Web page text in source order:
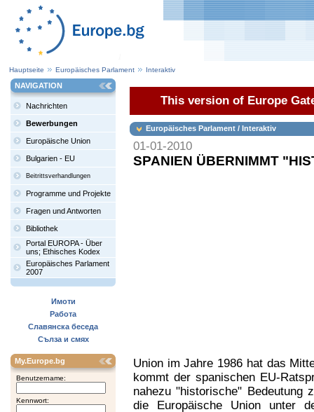
Hauptseite Europäisches Parlament Interaktiv
NAVIGATION
Nachrichten
Bewerbungen
Europäische Union
Bulgarien - EU
Beitrittsverhandlungen
Programme und Projekte
Fragen und Antworten
Bibliothek
Portal EUROPA - Über
uns; Ethisches Kodex
Europäisches Parlament
2007
Имоти
Работа
Славянска беседа
Сълза и смях
My.Europe.bg
Benutzername:
Kennwort:
This version of Europe
Europäisches Parlament / Interaktiv
01-01-2010
SPANIEN ÜBERNIMMT
Union im Jahre 1986 hat das
kommt der spanischen EU-
nahezu "historische" Bedeutung
die Europäische Union unter